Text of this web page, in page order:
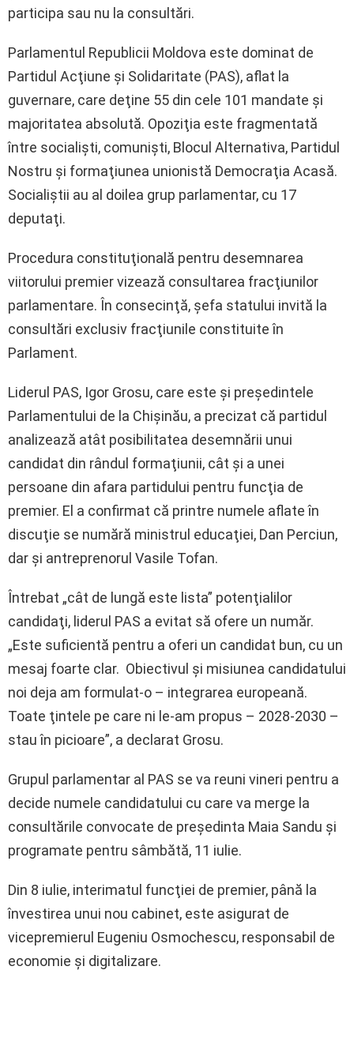
participa sau nu la consultări.
Parlamentul Republicii Moldova este dominat de
Partidul Acţiune şi Solidaritate (PAS), aflat la
guvernare, care deţine 55 din cele 101 mandate şi
majoritatea absolută. Opoziţia este fragmentată
între socialişti, comunişti, Blocul Alternativa, Partidul
Nostru şi formaţiunea unionistă Democraţia Acasă.
Socialiştii au al doilea grup parlamentar, cu 17
deputaţi.
Procedura constituţională pentru desemnarea
viitorului premier vizează consultarea fracţiunilor
parlamentare. În consecinţă, şefa statului invită la
consultări exclusiv fracţiunile constituite în
Parlament.
Liderul PAS, Igor Grosu, care este şi preşedintele
Parlamentului de la Chişinău, a precizat că partidul
analizează atât posibilitatea desemnării unui
candidat din rândul formaţiunii, cât şi a unei
persoane din afara partidului pentru funcţia de
premier. El a confirmat că printre numele aflate în
discuţie se numără ministrul educaţiei, Dan Perciun,
dar şi antreprenorul Vasile Tofan.
Întrebat „cât de lungă este lista” potenţialilor
candidaţi, liderul PAS a evitat să ofere un număr.
„Este suficientă pentru a oferi un candidat bun, cu un
mesaj foarte clar. Obiectivul şi misiunea candidatului
noi deja am formulat-o – integrarea europeană.
Toate ţintele pe care ni le-am propus – 2028-2030 –
stau în picioare”, a declarat Grosu.
Grupul parlamentar al PAS se va reuni vineri pentru a
decide numele candidatului cu care va merge la
consultările convocate de preşedinta Maia Sandu şi
programate pentru sâmbătă, 11 iulie.
Din 8 iulie, interimatul funcţiei de premier, până la
învestirea unui nou cabinet, este asigurat de
vicepremierul Eugeniu Osmochescu, responsabil de
economie şi digitalizare.